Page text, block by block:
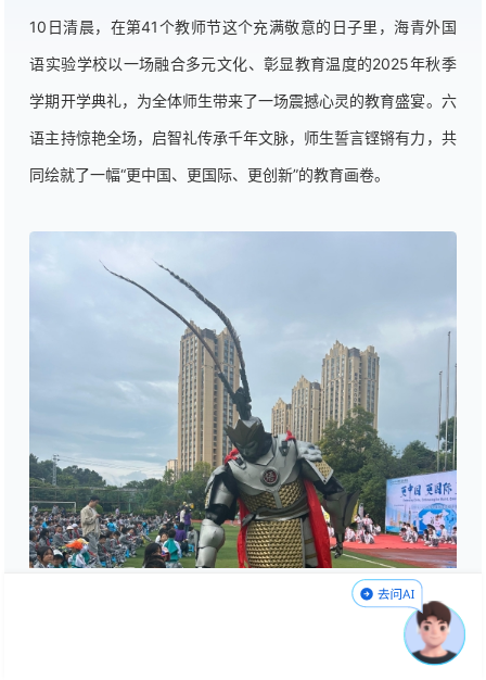
10日清晨，在第41个教师节这个充满敬意的日子里，海青外国
语实验学校以一场融合多元文化、彰显教育温度的2025年秋季
学期开学典礼，为全体师生带来了一场震撼心灵的教育盛宴。六
语主持惊艳全场，启智礼传承千年文脉，师生誓言铿锵有力，共
同绘就了一幅“更中国、更国际、更创新”的教育画卷。